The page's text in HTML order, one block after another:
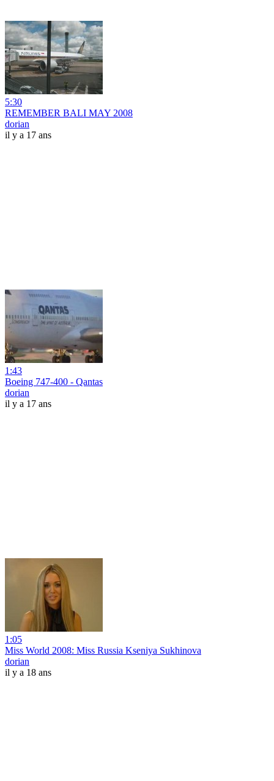
5:30
REMEMBER BALI MAY 2008
dorian
il y a 17 ans
1:43
Boeing 747-400 - Qantas
dorian
il y a 17 ans
1:05
Miss World 2008: Miss Russia Kseniya Sukhinova
dorian
il y a 18 ans